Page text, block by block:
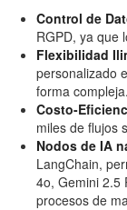
Control de
RGPD, ya que
Flexibilidad
personalizado
forma compleja.
Costo-
miles de flujos
Nodos de IA
LangChain,
4o, Gemini 2.5
procesos de